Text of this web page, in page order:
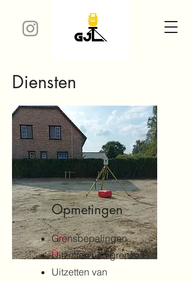
Diensten
Opmetingen
Grensbepalingen
Uitzetten van grenzen
Uitzetten van